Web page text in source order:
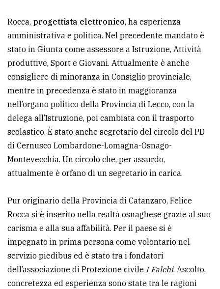
Rocca, progettista elettronico, ha esperienza
amministrativa e politica. Nel precedente mandato è
stato in Giunta come assessore a Istruzione, Attività
produttive, Sport e Giovani. Attualmente è anche
consigliere di minoranza in Consiglio provinciale,
mentre in precedenza è stato in maggioranza
nell’organo politico della Provincia di Lecco, con la
delega all’Istruzione, poi cambiata con il trasporto
scolastico. È stato anche segretario del circolo del PD
di Cernusco Lombardone-Lomagna-Osnago-
Montevecchia. Un circolo che, per assurdo,
attualmente è orfano di un segretario in carica.
Pur originario della Provincia di Catanzaro, Felice
Rocca si è inserito nella realtà osnaghese grazie al suo
carisma e alla sua affabilità. Per il paese si è
impegnato in prima persona come volontario nel
servizio piedibus ed è stato tra i fondatori
dell’associazione di Protezione civile I Falchi. Ascolto,
concretezza ed esperienza sono state tra le ragioni